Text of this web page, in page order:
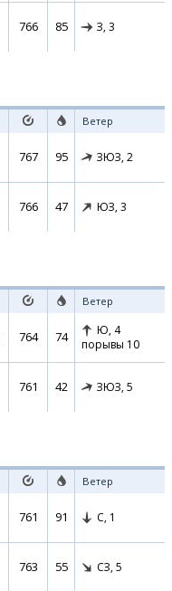
766 85 З, 3
Ветер
767 95 ЗЮЗ, 2
766 47 ЮЗ, 3
Ветер
764 74 Ю, 4
порывы 10
761 42 ЗЮЗ, 5
Ветер
761 91 С, 1
763 55 СЗ, 5